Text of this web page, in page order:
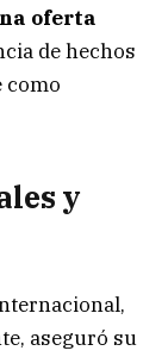
oferta
de hechos
como
y
aseguró su